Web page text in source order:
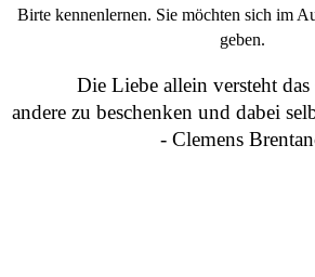
Birte kennenlernen. Sie möchten sich im
geben.
Die Liebe allein versteht
andere zu beschenken und dabei
- Clemens